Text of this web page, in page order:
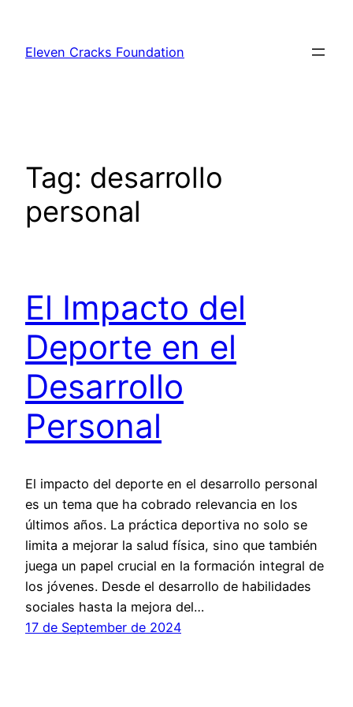
content
Eleven Cracks Foundation
Tag: desarrollo
personal
El Impacto del
Deporte en el
Desarrollo
Personal
El impacto del deporte en el desarrollo personal
es un tema que ha cobrado relevancia en los
últimos años. La práctica deportiva no solo se
limita a mejorar la salud física, sino que también
juega un papel crucial en la formación integral de
los jóvenes. Desde el desarrollo de habilidades
sociales hasta la mejora del…
17 de September de 2024